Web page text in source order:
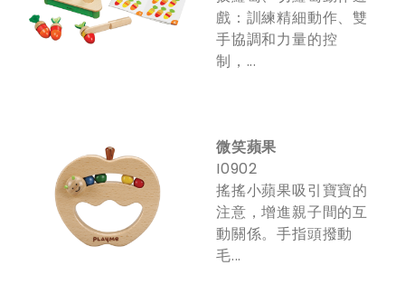
戲：訓練精細動作、雙
手協調和力量的控
制，...
微笑蘋果
I0902
搖搖小蘋果吸引寶寶的
注意，增進親子間的互
動關係。手指頭撥動
毛...